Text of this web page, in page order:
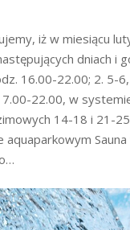
iż w miesiącu
dniach i
16.00-22.00; 2. 5-
22.00, w
14-18 i 21-